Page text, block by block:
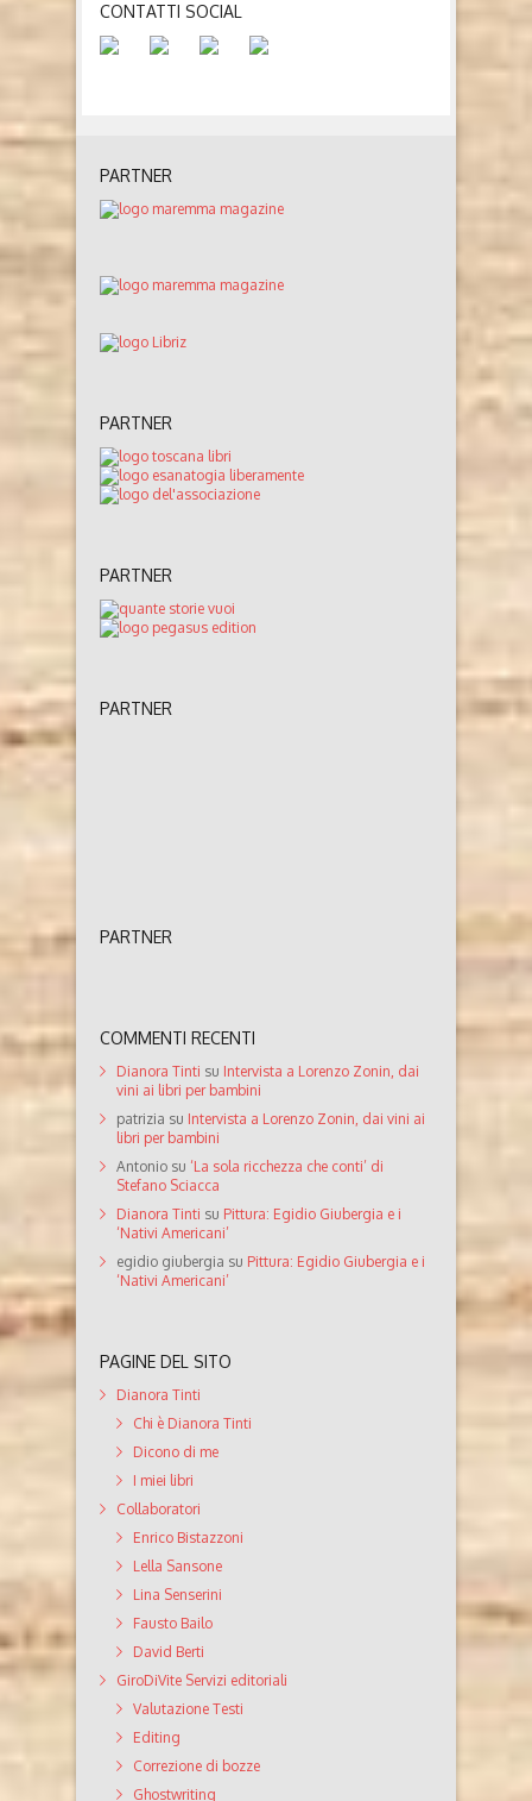
CONTATTI SOCIAL
PARTNER
PARTNER
PARTNER
PARTNER
PARTNER
COMMENTI RECENTI
Dianora Tinti su Intervista a Lorenzo Zonin, dai
vini ai libri per bambini
patrizia su Intervista a Lorenzo Zonin, dai vini ai
libri per bambini
Antonio su ‘La sola ricchezza che conti’ di
Stefano Sciacca
Dianora Tinti su Pittura: Egidio Giubergia e i
‘Nativi Americani’
egidio giubergia su Pittura: Egidio Giubergia e i
‘Nativi Americani’
PAGINE DEL SITO
Dianora Tinti
Chi è Dianora Tinti
Dicono di me
I miei libri
Collaboratori
Enrico Bistazzoni
Lella Sansone
Lina Senserini
Fausto Bailo
David Berti
GiroDiVite Servizi editoriali
Valutazione Testi
Editing
Correzione di bozze
Ghostwriting